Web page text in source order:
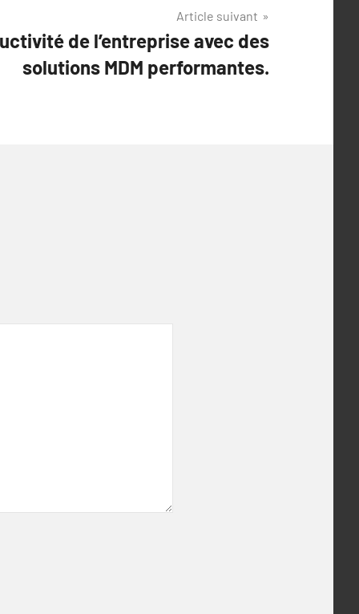
Article suivant
de l’entreprise avec des
solutions MDM performantes.